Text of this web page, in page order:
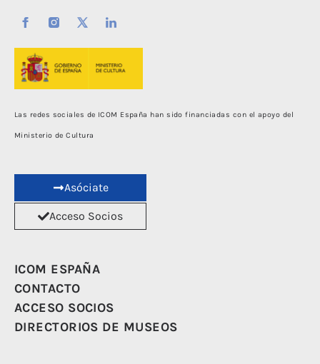
Las redes sociales de ICOM España han sido financiadas con el apoyo del
Ministerio de Cultura
Asóciate
Acceso Socios
ICOM ESPAÑA
CONTACTO
ACCESO SOCIOS
DIRECTORIOS DE MUSEOS